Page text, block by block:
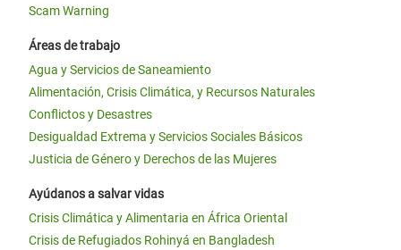
Scam Warning
Áreas de trabajo
Agua y Servicios de Saneamiento
Alimentación, Crisis Climática, y Recursos Naturales
Conflictos y Desastres
Desigualdad Extrema y Servicios Sociales Básicos
Justicia de Género y Derechos de las Mujeres
Ayúdanos a salvar vidas
Crisis Climática y Alimentaria en África Oriental
Crisis de Refugiados Rohinyá en Bangladesh